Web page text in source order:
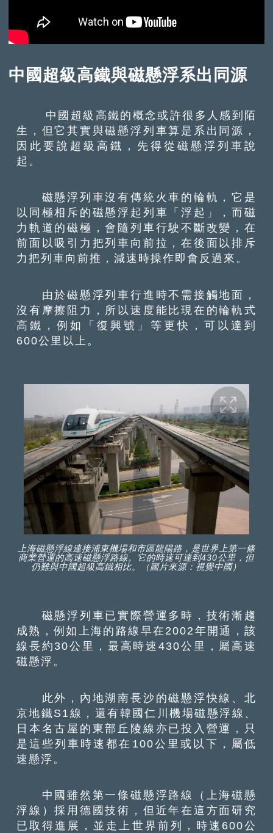
中國超級高鐵與磁懸浮系出同源
中國超級高鐵的概念或許很多人感到陌
生，但它其實與磁懸浮列車算是系出同源，
因此要說超級高鐵，先得從磁懸浮列車說
起。
磁懸浮列車沒有傳統火車的輪軌，它是
以同極相斥的磁懸浮起列車「浮起」，而磁
力軌道的磁極，會隨列車行駛不斷改變，在
前面以吸引力把列車向前拉，在後面以排斥
力把列車向前推，減速時操作即會反過來。
由於磁懸浮列車行進時不需接觸地面，
沒有摩擦阻力，所以速度能比現在的輪軌式
高鐵，例如「復興號」等更快，可以達到
600公里以上。
上海磁懸浮線連接浦東機場和市區龍陽路，是世界上第一條
商業營運的高速磁懸浮路線。它的時速可達到430公里，但
仍難與中國超級高鐵相比。（圖片來源：視覺中國）
磁懸浮列車已實際營運多時，技術漸趨
成熟，例如上海的路線早在2002年開通，該
線長約30公里，最高時速430公里，屬高速
磁懸浮。
此外，內地湖南長沙的磁懸浮快線、北
京地鐵S1線，還有韓國仁川機場磁懸浮線、
日本名古屋的東部丘陵線亦已投入營運，只
是這些列車時速都在100公里或以下，屬低
速懸浮。
中國雖然第一條磁懸浮路線（上海磁懸
浮線）採用德國技術，但近年在這方面研究
已取得進展，並走上世界前列，時速600公